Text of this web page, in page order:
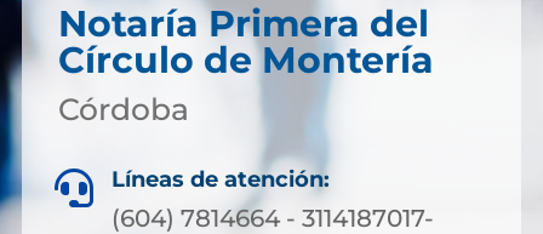
Notaría Primera del
Círculo de Montería
Córdoba
 Líneas de atención:
(604) 7814664 - 3114187017-